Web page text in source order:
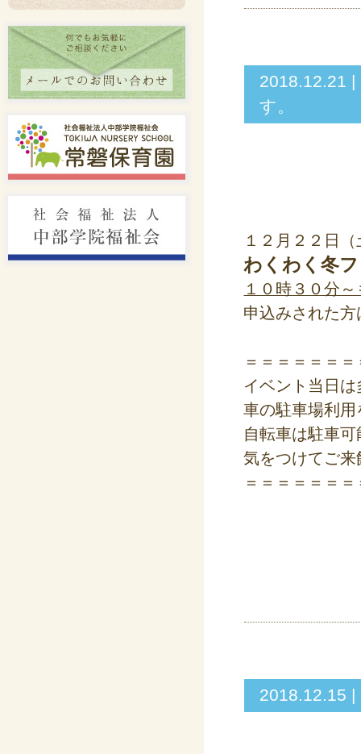
2018.12.21
す。
１２月２２日
わくわく冬
１０時３０分
申込みされた
＝＝＝＝＝＝
イベント当日
車の駐車場利
自転車は駐車
気をつけてご
＝＝＝＝＝＝
2018.12.15